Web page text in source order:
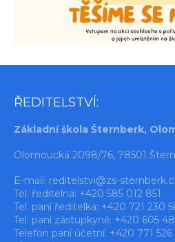
ŘEDITELSTVÍ:
Základní škola Šternberk,
Olomoucká 2098/76, 78501
E-mail: reditelstvi@zs-
Tel. ředitelna: +420 585 012 851
Tel. paní ředitelka: +420 721 230
Tel. paní zástupkyně: +420 605
Telefon paní účetní: +420 771 526